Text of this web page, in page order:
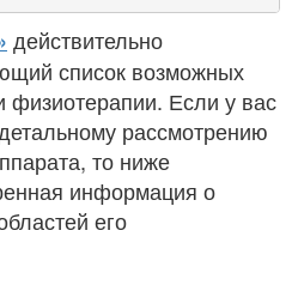
действительно
список возможных
физиотерапии. Если у вас
рассмотрению
то ниже
информация о
его